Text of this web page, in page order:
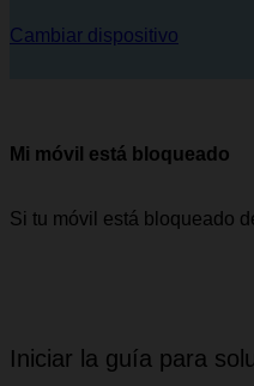
Cambiar dispositivo
Mi móvil está bloqueado
Si tu móvil está bloqueado
Iniciar la guía para